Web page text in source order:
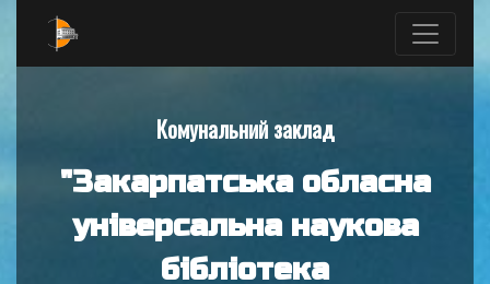
Комунальний заклад
"Закарпатська обласна
універсальна наукова
бібліотека